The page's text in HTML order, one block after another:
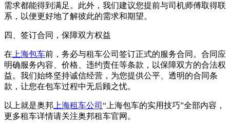
需求都能得到满足。此外，我们建议您提前与司机师傅取得联
系，以便更好地了解彼此的需求和期望。
四、签订合同，保障双方权益
在 上海包车前，务必与租车公司签订正式的服务合同。合同应
明确服务内容、价格、违约责任等条款，以保障双方的合法权
益。我们始终坚持诚信经营，为您提供公平、透明的合同条
款，让您在包车过程中无后顾之忧。
以上就是奥邦 上海租车公司 “上海包车的实用技巧”全部内容，
更多租车详情请关注奥邦租车官网。